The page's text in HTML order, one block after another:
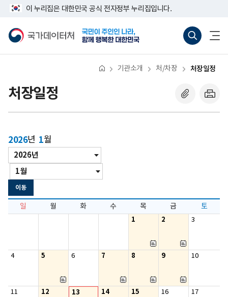
뛰
이 누리집은 대한민국 공식 전자정부 누리집입니다.
터
바
(새
기)
열
기관소개 처/차장 처장일정
처장일정
2026년 1월
년/
월
년
도
월
이동
일 월 화 수 목 금
토
1
2 3
4 5 6 7 8 9 10
11 12 13 14 15 16 17